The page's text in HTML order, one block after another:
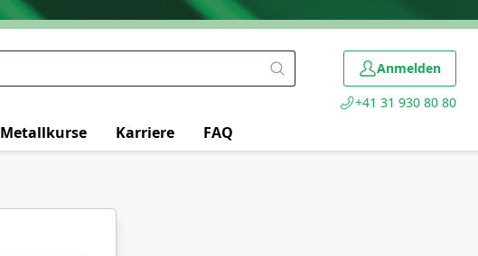
Anmelden
+41 31 930 80 80
Metallkurse Karriere FAQ